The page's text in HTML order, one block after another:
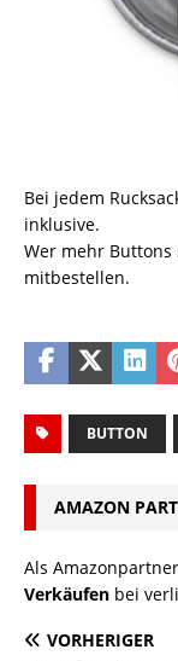
Bei jedem
inklusive.
Wer mehr Buttons
mitbestellen.
BUTTON
AMAZON
Als Amazonpartner
Verkäufen bei
VORHERIGER